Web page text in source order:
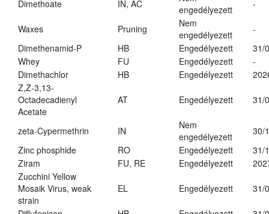
Dimethoate
IN, AC
engedélyezett
-
Waxes Pruning
Nem
engedélyezett
-
Dimethenamid-P
HB Engedélyezett
31/
Whey
FU Engedélyezett
-
Dimethachlor
HB Engedélyezett
Z,Z-3,13-
Octadecadienyl
Acetate
AT Engedélyezett 31/
zeta-Cypermethrin IN
Nem
engedélyezett
30/
Zinc phosphide
RO Engedélyezett
31/
Ziram
FU, RE Engedélyezett
Zucchini Yellow
Mosaik Virus, weak
strain
EL Engedélyezett 31/